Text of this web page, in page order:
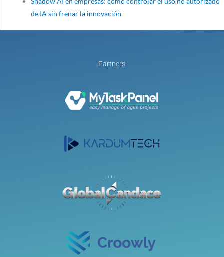
de IA sin frenar la innovación
Partners